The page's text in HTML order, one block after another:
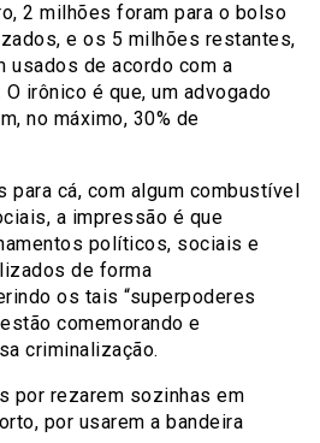
2 milhões foram para o bolso
e os 5 milhões restantes,
usados de acordo com a
irônico é que, um advogado
no máximo, 30% de
para cá, com algum combustível
a impressão é que
políticos, sociais e
de forma
os tais “superpoderes
comemorando e
criminalização.
por rezarem sozinhas em
por usarem a bandeira